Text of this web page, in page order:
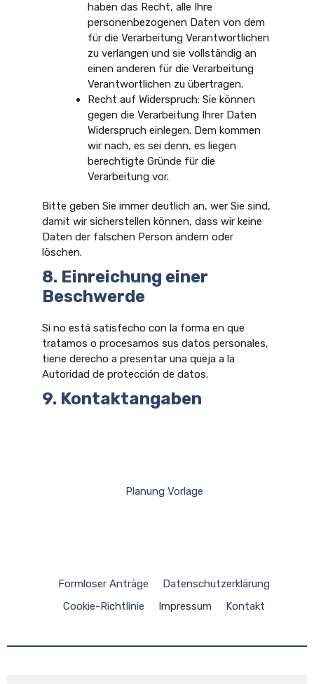
haben das Recht, alle Ihre
personenbezogenen Daten von dem
für die Verarbeitung Verantwortlichen
zu verlangen und sie vollständig an
einen anderen für die Verarbeitung
Verantwortlichen zu übertragen.
Recht auf Widerspruch: Sie können
gegen die Verarbeitung Ihrer Daten
Widerspruch einlegen. Dem kommen
wir nach, es sei denn, es liegen
berechtigte Gründe für die
Verarbeitung vor.
Bitte geben Sie immer deutlich an, wer Sie sind,
damit wir sicherstellen können, dass wir keine
Daten der falschen Person ändern oder
löschen.
8. Einreichung einer
Beschwerde
Si no está satisfecho con la forma en que
tratamos o procesamos sus datos personales,
tiene derecho a presentar una queja a la
Autoridad de protección de datos.
9. Kontaktangaben
Planung Vorlage
Formloser Anträge
Datenschutzerklärung
Cookie-Richtlinie
Impressum Kontakt